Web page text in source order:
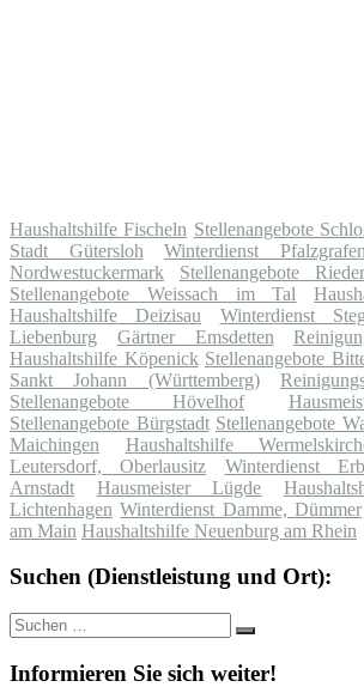
Haushaltshilfe Fischeln Stellenangebote
Stadt Gütersloh
Winterdienst
Nordwestuckermark
Stellenangebote
Stellenangebote Weissach im Tal
Haushaltshilfe Deizisau
Winterdienst
Liebenburg
Gärtner Emsdetten
Haushaltshilfe Köpenick Stellenangebote
Sankt Johann (Württemberg)
Stellenangebote Hövelhof
Stellenangebote Bürgstadt Stellenangebote
Maichingen
Haushaltshilfe
Leutersdorf, Oberlausitz
Winterdienst
Arnstadt
Hausmeister Lügde
Lichtenhagen Winterdienst Damme, Dümmer
am Main Haushaltshilfe Neuenburg am Rhein
Suchen (Dienstleistung und Ort):
Suche
nach:
Suchen
Informieren Sie sich weiter!